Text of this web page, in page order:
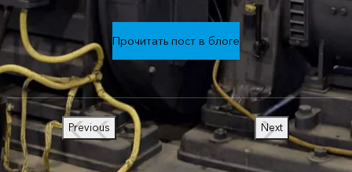
Прочитать пост в блоге
Previous Next